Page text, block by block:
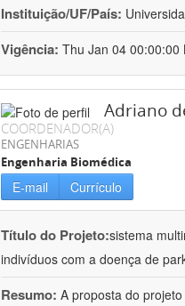
Instituição/UF/País:
Vigência: Thu Jan 04 00:00:00
Adriano
COORDENADOR(A)
ENGENHARIAS
Engenharia Biomédica
E-mail Currículo
Título do Projeto:sistema
indivíduos com a doença de
Resumo: A proposta do